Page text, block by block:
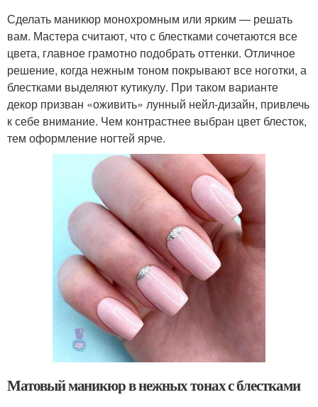
Сделать маникюр монохромным или ярким — решать
вам. Мастера считают, что с блестками сочетаются все
цвета, главное грамотно подобрать оттенки. Отличное
решение, когда нежным тоном покрывают все ноготки, а
блестками выделяют кутикулу. При таком варианте
декор призван «оживить» лунный нейл-дизайн, привлечь
к себе внимание. Чем контрастнее выбран цвет блесток,
тем оформление ногтей ярче.
Матовый маникюр в нежных тонах с блестками